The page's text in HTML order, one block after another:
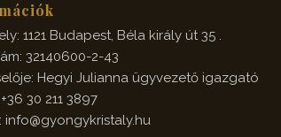
1121 Budapest, Béla király út 35 .
32140600-2-43
Hegyi Julianna ügyvezető igazgató
30 211 3897
info@gyongykristaly.hu